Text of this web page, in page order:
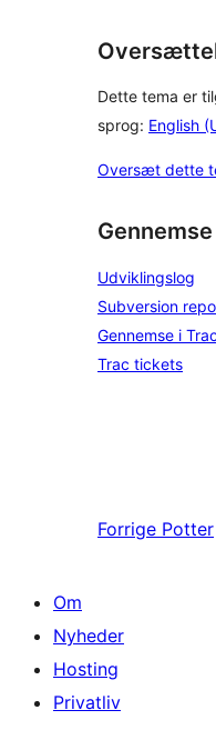
Dette tema er
sprog: English
Oversæt dette
Udviklingslog
Subversion
Gennemse i Trac
Trac tickets
Forrige Potter
Om
Nyheder
Hosting
Privatliv